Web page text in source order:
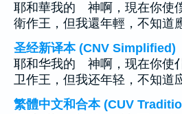
耶和華我的 神啊，現在你使
衛作王，但我還年輕，不知道
圣经新译本 (CNV Simplified)
耶和华我的 神啊，现在你使
卫作王，但我还年轻，不知道
繁體中文和合本 (CUV